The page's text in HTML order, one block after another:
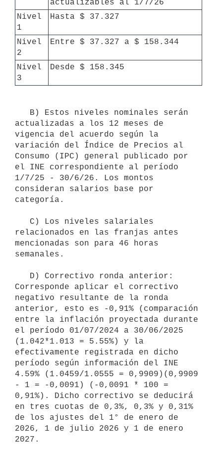
actualizables al 1/7/26
Nivel
1
Hasta $ 37.327
Nivel
2
Entre $ 37.327 a $ 158.344
Nivel
3
Desde $ 158.345
actualizadas a los 12 meses de
vigencia del acuerdo según la
variación del Índice de Precios al
Consumo (IPC) general publicado por
el INE correspondiente al período
1/7/25 - 30/6/26. Los montos
consideran salarios base por
categoría.
relacionados en las franjas antes
mencionadas son para 46 horas
semanales.
Corresponde aplicar el correctivo
negativo resultante de la ronda
anterior, esto es -0,91% (comparación
entre la inflación proyectada durante
el período 01/07/2024 a 30/06/2025
(1.042*1.013 = 5.55%) y la
efectivamente registrada en dicho
período según información del INE
4.59% (1.0459/1.0555 = 0,9909)(0,9909
- 1 = -0,0091) (-0,0091 * 100 =
0,91%). Dicho correctivo se deducirá
en tres cuotas de 0,3%, 0,3% y 0,31%
de los ajustes del 1° de enero de
2026, 1 de julio 2026 y 1 de enero
2027.